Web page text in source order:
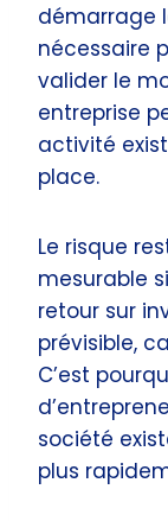
démarrage
nécessaire
valider le
entreprise
activité
place.
Le risque
mesurable
retour sur
prévisible,
C’est
société
plus